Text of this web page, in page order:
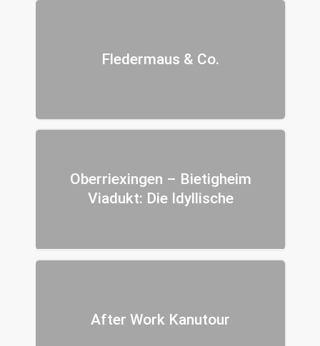
Fledermaus & Co.
Oberriexingen – Bietigheim
Viadukt: Die Idyllische
After Work Kanutour